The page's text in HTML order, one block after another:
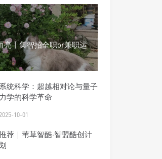
亮丨集智招全职or兼职运
系统科学：超越相对论与量子
力学的科学革命
2025-10-01
荐｜苇草智酷·智盟酷创计